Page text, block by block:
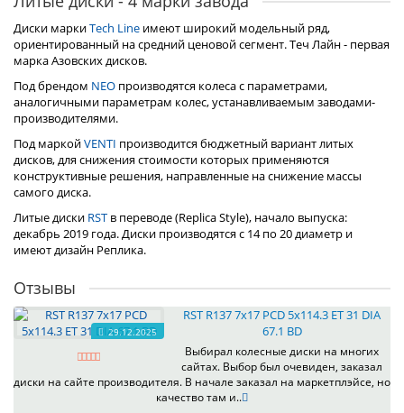
Диски маркиTech Line имеют широкий модельный ряд,
ориентированный на средний ценовой сегмент. Теч Лайн - первая
марка Азовских дисков.
Под брендом NEO производятся колеса с параметрами,
аналогичными параметрам колес, устанавливаемым заводами-
производителями.
Под маркойVENTI производится бюджетный вариант литых
дисков, для снижения стоимости которых применяются
конструктивные решения, направленные на снижение массы
самого диска.
Литые диски RST в переводе (Replica Style), начало выпуска:
декабрь 2019 года. Диски производятся с 14 по 20 диаметр и
имеют дизайн Реплика.
Отзывы
29.12.2025
RST R137 7x17 PCD 5x114.3 ET 31 DIA
67.1 BD
Выбирал колесные диски на многих
сайтах. Выбор был очевиден, заказал
диски на сайте производителя. В начале заказал на маркетплэйсе, но
качество там и..